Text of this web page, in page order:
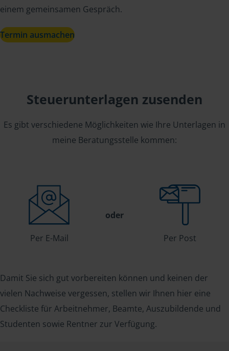
einem gemeinsamen Gespräch.
Termin ausmachen
Steuerunterlagen zusenden
Es gibt verschiedene Möglichkeiten wie Ihre Unterlagen in
meine Beratungsstelle kommen:
Per E-Mail
oder
Per Post
Damit Sie sich gut vorbereiten können und keinen der
vielen Nachweise vergessen, stellen wir Ihnen hier eine
Checkliste für Arbeitnehmer, Beamte, Auszubildende und
Studenten sowie Rentner zur Verfügung.